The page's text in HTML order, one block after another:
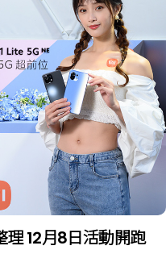
理 12月8日活動開跑